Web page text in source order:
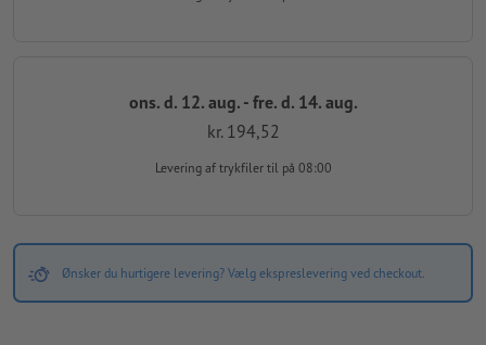
ons. d. 12. aug. - fre. d. 14. aug.
kr. 194,52
Levering af trykfiler til på 08:00
Ønsker du hurtigere levering? Vælg ekspreslevering ved checkout.